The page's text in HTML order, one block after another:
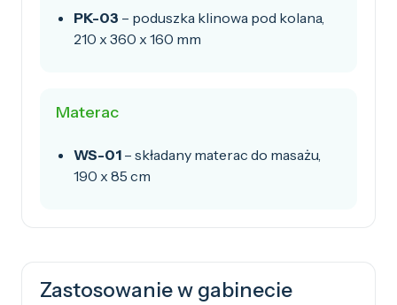
PK-03 – poduszka klinowa pod kolana,
210 x 360 x 160 mm
Materac
WS-01 – składany materac do masażu,
190 x 85 cm
Zastosowanie w gabinecie